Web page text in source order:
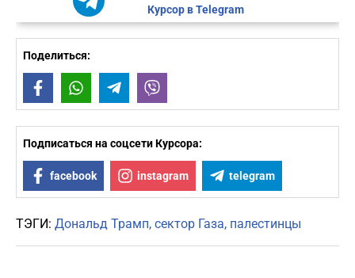
Курсор в Telegram
Поделиться:
FacebookWhatsAppTelegram
Подписаться на соцсети Курсора:
facebook instagram telegram
ТЭГИ: Дональд Трамп сектор Газа палестинцы